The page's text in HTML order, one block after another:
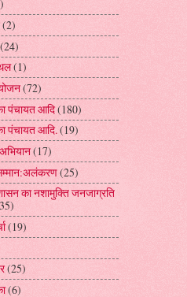
(2)
(24)
(1)
(72)
पंचायत आदि(180)
पंचायत आदि.(19)
(17)
(25)
का नशामुक्ति जनजाग्रति
(19)
(25)
(6)